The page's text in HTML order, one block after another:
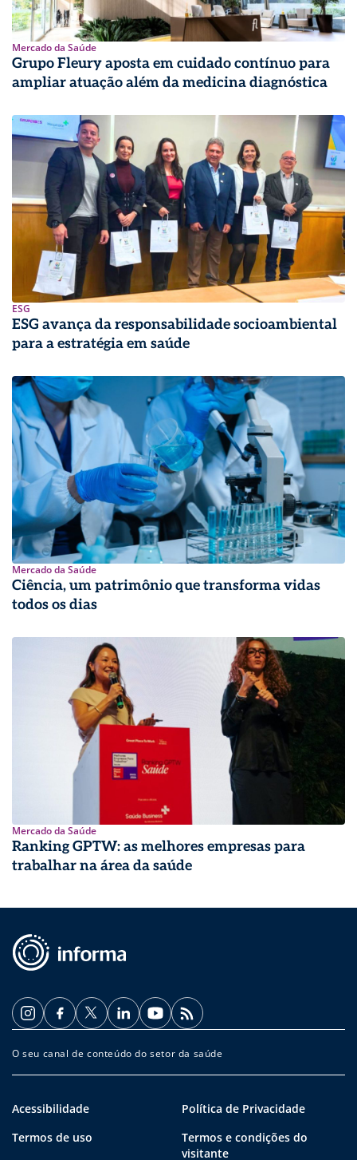
Mercado da Saúde
Grupo Fleury aposta em cuidado contínuo para
ampliar atuação além da medicina diagnóstica
ESG
ESG avança da responsabilidade socioambiental
para a estratégia em saúde
Mercado da Saúde
Ciência, um patrimônio que transforma vidas
todos os dias
Mercado da Saúde
Ranking GPTW: as melhores empresas para
trabalhar na área da saúde
O seu canal de conteúdo do setor da saúde
Acessibilidade
Política de Privacidade
Termos de uso
Termos e condições do
visitante